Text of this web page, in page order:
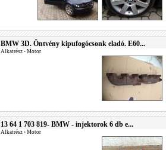
BMW 3D. Öntvény kipufogócsonk eladó. E60...
Alkatrész • Motor
13 64 1 703 819- BMW - injektorok 6 db e...
Alkatrész • Motor